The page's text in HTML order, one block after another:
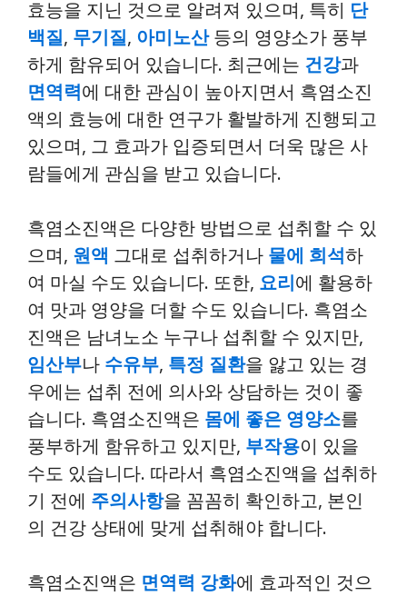
효능을 지닌 것으로 알려져 있으며, 특히 단
백질, 무기질, 아미노산등의 영양소가 풍부
하게 함유되어 있습니다. 최근에는 건강과
면역력에 대한 관심이 높아지면서 흑염소진
액의 효능에 대한 연구가 활발하게 진행되고
있으며, 그 효과가 입증되면서 더욱 많은 사
람들에게 관심을 받고 있습니다.
흑염소진액은 다양한 방법으로 섭취할 수 있
으며, 원액 그대로 섭취하거나 물에 희석하
여 마실 수도 있습니다. 또한, 요리에 활용하
여 맛과 영양을 더할 수도 있습니다. 흑염소
진액은 남녀노소 누구나 섭취할 수 있지만,
임산부나 수유부, 특정 질환을 앓고 있는 경
우에는 섭취 전에 의사와 상담하는 것이 좋
습니다. 흑염소진액은 몸에 좋은 영양소를
풍부하게 함유하고 있지만, 부작용이 있을
수도 있습니다. 따라서 흑염소진액을 섭취하
기 전에 주의사항을 꼼꼼히 확인하고, 본인
의 건강 상태에 맞게 섭취해야 합니다.
흑염소진액은 면역력 강화에 효과적인 것으